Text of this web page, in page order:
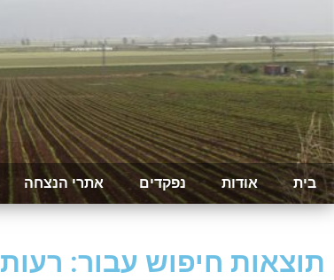
בית אודות נפקדים אתרי הנצחה
תוצאות חיפוש עבור: רעות